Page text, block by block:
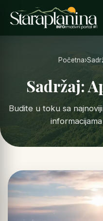
Početna›
Sadržaj:
Budite u toku sa